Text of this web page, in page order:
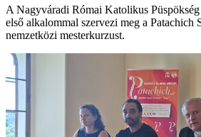
A Nagyváradi Római Katolikus
első alkalommal szervezi meg a Patachich
nemzetközi mesterkurzust.